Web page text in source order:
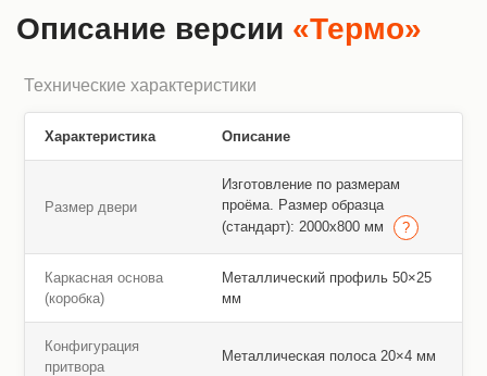
Описание версии «Термо»
Технические характеристики
Характеристика Описание
Размер двери
Изготовление по размерам
проёма. Размер образца
(стандарт): 2000х800 мм
Каркасная основа
(коробка)
Металлический профиль 50×25
мм
Конфигурация
притвора
Металлическая полоса 20×4 мм